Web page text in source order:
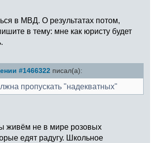
в МВД. О результатах потом,
в тему: мне как юристу будет
#1466322 писал(а):
пропускать "надекватных"
живём не в мире розовых
едят радугу. Школьное